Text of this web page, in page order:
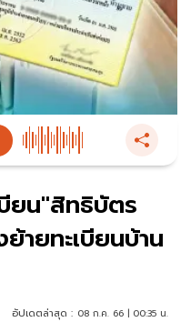
ยน"สิทธิบัตร
ายทะเบียนบ้าน
อัปเดตล่าสุด : 08 ก.ค. 66 | 00:35 น.